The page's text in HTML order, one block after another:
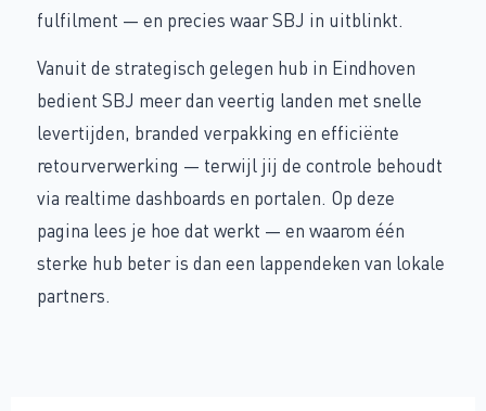
fulfilment — en precies waar SBJ in uitblinkt.
Vanuit de strategisch gelegen hub in Eindhoven
bedient SBJ meer dan veertig landen met snelle
levertijden, branded verpakking en efficiënte
retourverwerking — terwijl jij de controle behoudt
via realtime dashboards en portalen. Op deze
pagina lees je hoe dat werkt — en waarom één
sterke hub beter is dan een lappendeken van lokale
partners.